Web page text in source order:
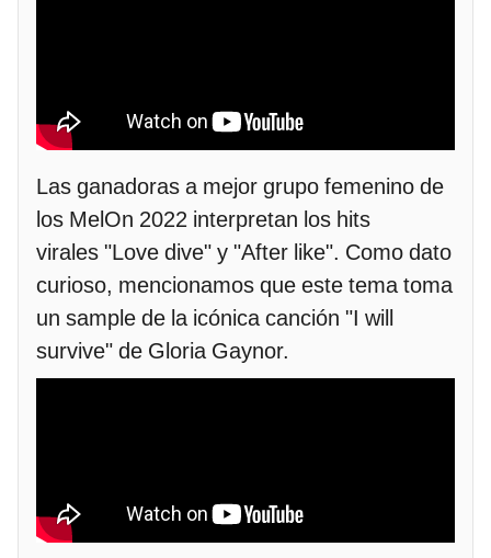
Las ganadoras a mejor grupo femenino de
los MelOn 2022 interpretan los hits
virales "Love dive" y "After like". Como dato
curioso, mencionamos que este tema toma
un sample de la icónica canción "I will
survive" de Gloria Gaynor.